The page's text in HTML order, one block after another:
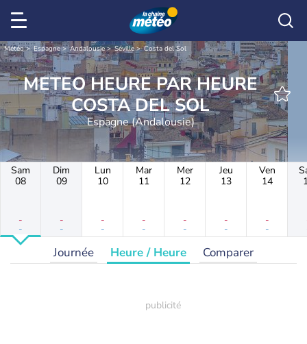
Météo Espagne Andalousie Séville Costa del Sol
METEO HEURE PAR HEURE
COSTA DEL SOL
Espagne (Andalousie)
Sam
08
-
-
Dim
09
-
-
Lun
10
-
-
Mar
11
-
-
Mer
12
-
-
Jeu
13
-
-
Ven
14
-
-
Journée Heure / Heure Comparer